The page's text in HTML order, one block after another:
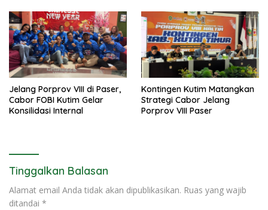
Jelang Porprov VIII di Paser,
Cabor FOBI Kutim Gelar
Konsilidasi Internal
Kontingen Kutim Matangkan
Strategi Cabor Jelang
Porprov VIII Paser
Tinggalkan Balasan
Alamat email Anda tidak akan dipublikasikan. Ruas yang wajib
ditandai *